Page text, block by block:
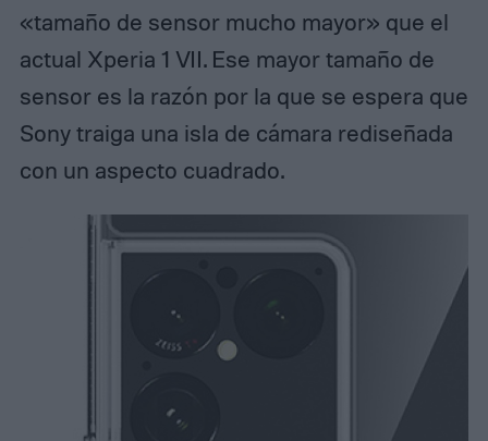
«tamaño de sensor mucho mayor» que el
actual Xperia 1 VII. Ese mayor tamaño de
sensor es la razón por la que se espera que
Sony traiga una isla de cámara rediseñada
con un aspecto cuadrado.